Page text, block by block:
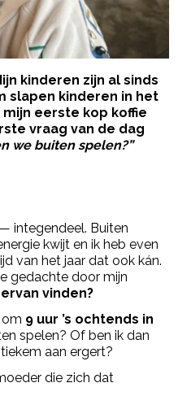
kinderen zijn al sinds
slapen kinderen in het
eerste kop koffie
vraag van de dag
we buiten spelen?”
integendeel. Buiten
kwijt en ik heb even
van het jaar dat ook kán.
gedachte door mijn
vinden?
9 uur ’s ochtends in
spelen? Of ben ik dan
aan ergert?
die zich dat